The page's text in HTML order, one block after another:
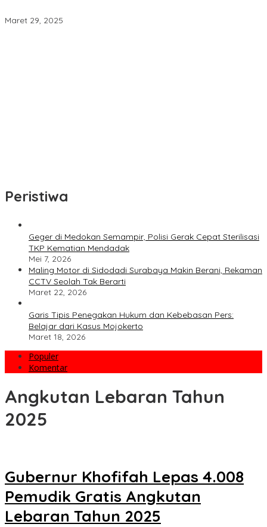
Maret 29, 2025
Peristiwa
Geger di Medokan Semampir, Polisi Gerak Cepat Sterilisasi
TKP Kematian Mendadak
Mei 7, 2026
Maling Motor di Sidodadi Surabaya Makin Berani, Rekaman
CCTV Seolah Tak Berarti
Maret 22, 2026
Garis Tipis Penegakan Hukum dan Kebebasan Pers:
Belajar dari Kasus Mojokerto
Maret 18, 2026
Populer
Komentar
Angkutan Lebaran Tahun
2025
Gubernur Khofifah Lepas 4.008
Pemudik Gratis Angkutan
Lebaran Tahun 2025